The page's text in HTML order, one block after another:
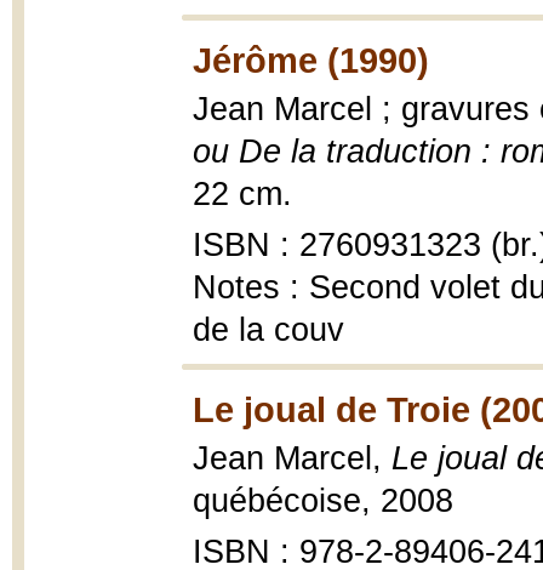
Jérôme (1990)
Jean Marcel ;
ou De la traduction :
22 cm.
ISBN : 2760931323
Notes : Second volet
de la couv
Le joual de Troie
Jean Marcel, Le joual
québécoise, 2008
ISBN : 978-2-89406-